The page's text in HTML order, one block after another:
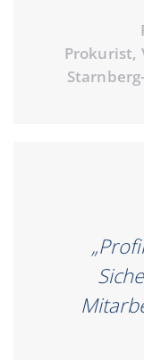
Prokurist,